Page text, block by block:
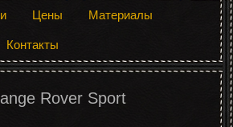
Цены Материалы
Контакты
Rover Sport